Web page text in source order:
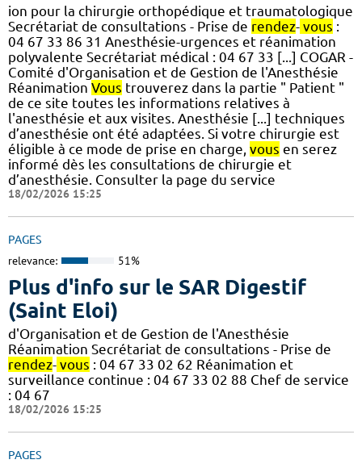
ion pour la chirurgie orthopédique et traumatologique
Secrétariat de consultations - Prise de rendez- vous :
04 67 33 86 31 Anesthésie-urgences et réanimation
polyvalente Secrétariat médical : 04 67 33 [...] COGAR -
Comité d'Organisation et de Gestion de l'Anesthésie
Réanimation Vous trouverez dans la partie " Patient "
de ce site toutes les informations relatives à
l'anesthésie et aux visites. Anesthésie [...] techniques
d’anesthésie ont été adaptées. Si votre chirurgie est
éligible à ce mode de prise en charge, vous en serez
informé dès les consultations de chirurgie et
d’anesthésie. Consulter la page du service
18/02/2026 15:25
PAGES
relevance: 51%
Plus d'info sur le SAR Digestif
(Saint Eloi)
d'Organisation et de Gestion de l'Anesthésie
Réanimation Secrétariat de consultations - Prise de
rendez- vous : 04 67 33 02 62 Réanimation et
surveillance continue : 04 67 33 02 88 Chef de service
: 04 67
18/02/2026 15:25
PAGES